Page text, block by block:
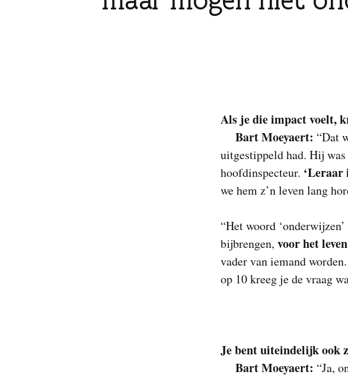
Als je die impact voelt,
Bart Moeyaert: “Dat
uitgestippeld had. Hij
hoofdinspecteur. ‘Leraar
we hem z’n leven lang
“Het woord
bijbrengen, voor het
vader van iemand
op 10 kreeg je de vraag
Je bent uiteindelijk ook
Bart Moeyaert: “Ja,